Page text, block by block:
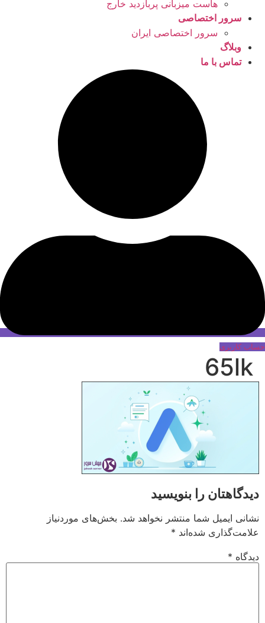
هاست میزبانی پربازدید خارج
سرور اختصاصی
سرور اختصاصی ایران
وبلاگ
تماس با ما
حساب کاربری
65lk
دیدگاهتان را بنویسید
نشانی ایمیل شما منتشر نخواهد شد. بخش‌های موردنیاز
علامت‌گذاری شده‌اند *
دیدگاه *